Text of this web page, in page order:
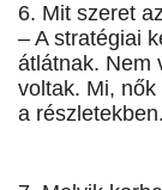
6. Mit szeret
– A stratégiai
átlátnak. Nem
voltak. Mi,
a részletekben.